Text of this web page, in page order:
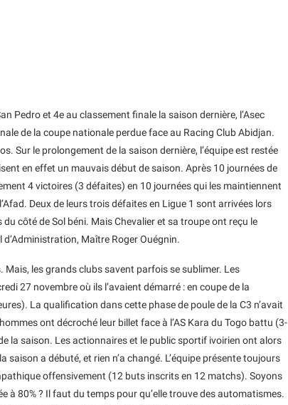
Pedro et 4e au classement finale la saison dernière, l’Asec
de la coupe nationale perdue face au Racing Club Abidjan.
Sur le prolongement de la saison dernière, l’équipe est restée
en effet un mauvais début de saison. Après 10 journées de
4 victoires (3 défaites) en 10 journées qui les maintiennent
Deux de leurs trois défaites en Ligue 1 sont arrivées lors
côté de Sol béni. Mais Chevalier et sa troupe ont reçu le
Maître Roger Ouégnin.
Mais, les grands clubs savent parfois se sublimer. Les
27 novembre où ils l’avaient démarré : en coupe de la
La qualification dans cette phase de poule de la C3 n’avait
ont décroché leur billet face à l’AS Kara du Togo battu (3-
la saison. Les actionnaires et le public sportif ivoirien ont alors
a débuté, et rien n’a changé. L’équipe présente toujours
offensivement (12 buts inscrits en 12 matchs). Soyons
à 80% ? Il faut du temps pour qu’elle trouve des automatismes.